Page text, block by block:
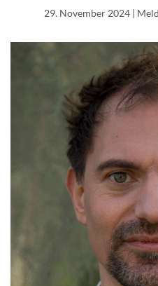
29. November 2024 |